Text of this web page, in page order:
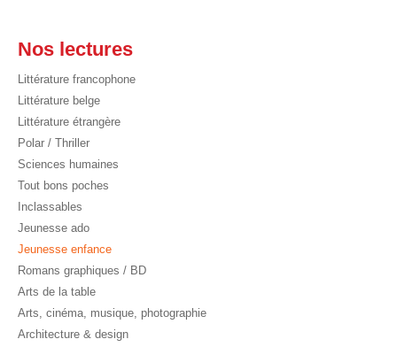
Nos lectures
Littérature francophone
Littérature belge
Littérature étrangère
Polar / Thriller
Sciences humaines
Tout bons poches
Inclassables
Jeunesse ado
Jeunesse enfance
Romans graphiques / BD
Arts de la table
Arts, cinéma, musique, photographie
Architecture & design